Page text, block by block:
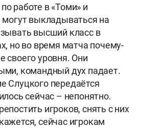
работе в «Томи» и
могут выкладываться на
высший класс в
но во время матча почему-
своего уровня. Они
командный дух падает.
Слуцкого передаётся
сейчас – непонятно.
игроков, снять с них
сейчас игрокам